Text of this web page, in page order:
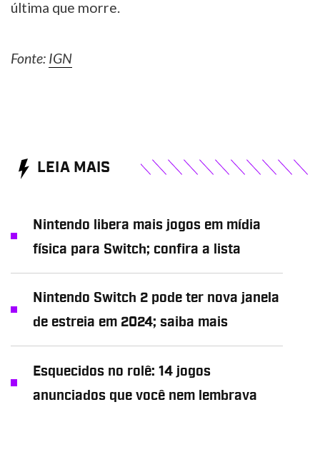
última que morre.
Fonte: IGN
LEIA MAIS
Nintendo libera mais jogos em mídia
física para Switch; confira a lista
Nintendo Switch 2 pode ter nova janela
de estreia em 2024; saiba mais
Esquecidos no rolê: 14 jogos
anunciados que você nem lembrava